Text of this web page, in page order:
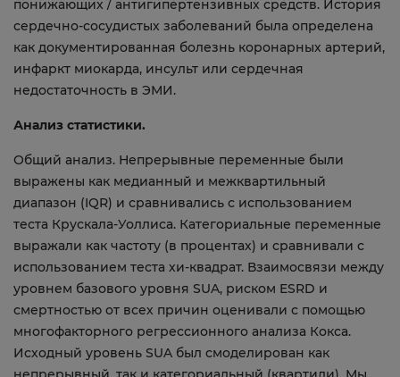
понижающих / антигипертензивных средств. История
сердечно-сосудистых заболеваний была определена
как документированная болезнь коронарных артерий,
инфаркт миокарда, инсульт или сердечная
недостаточность в ЭМИ.
Анализ статистики.
Общий анализ. Непрерывные переменные были
выражены как медианный и межквартильный
диапазон (IQR) и сравнивались с использованием
теста Крускала-Уоллиса. Категориальные переменные
выражали как частоту (в процентах) и сравнивали с
использованием теста хи-квадрат. Взаимосвязи между
уровнем базового уровня SUA, риском ESRD и
смертностью от всех причин оценивали с помощью
многофакторного регрессионного анализа Кокса.
Исходный уровень SUA был смоделирован как